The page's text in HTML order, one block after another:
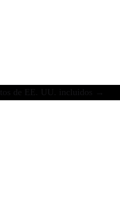
de EE. UU. incluidos →